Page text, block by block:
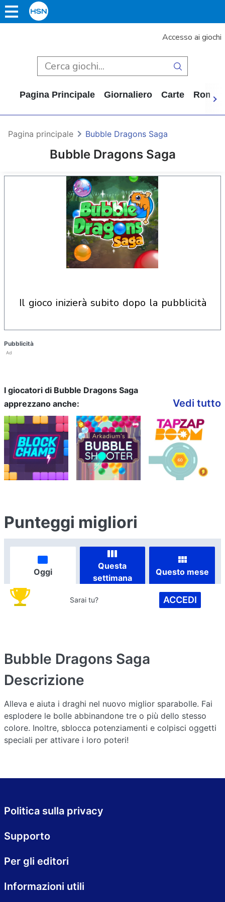
Accesso ai giochi
Pagina Principale Giornaliero Carte
Bubble Dragons Saga
Pagina principale Bubble Dragons Saga
il gioco inizierà subito dopo la pubblicità
Pubblicità
Ad
I giocatori di Bubble Dragons Saga
apprezzano anche:
Vedi tutto
Punteggi migliori
Oggi
Questa
settimana
Questo mese
Sarai tu? ACCEDI
Bubble Dragons Saga
Descrizione
Alleva e aiuta i draghi nel nuovo miglior sparabolle. Fai
esplodere le bolle abbinandone tre o più dello stesso
colore. Inoltre, sblocca potenziamenti e colpisci oggetti
speciali per attivare i loro poteri!
Politica sulla privacy
Supporto
Per gli editori
Informazioni utili